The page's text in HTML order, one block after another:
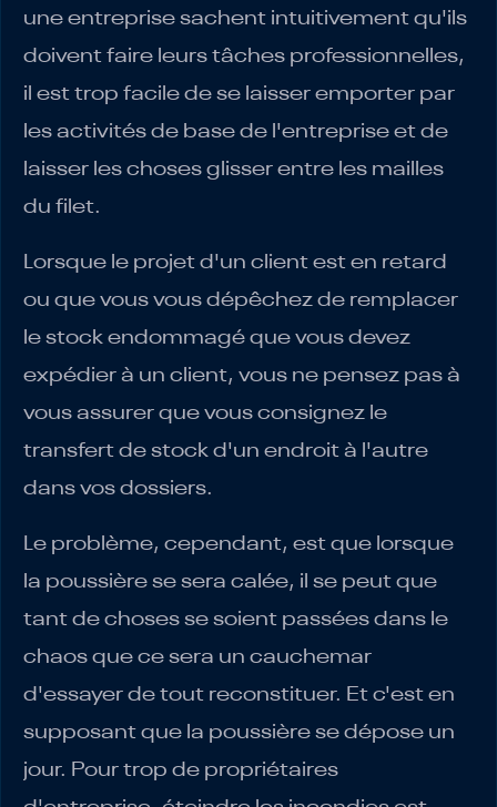
une entreprise sachent intuitivement qu'ils
doivent faire leurs tâches professionnelles,
il est trop facile de se laisser emporter par
les activités de base de l'entreprise et de
laisser les choses glisser entre les mailles
du filet.
Lorsque le projet d'un client est en retard
ou que vous vous dépêchez de remplacer
le stock endommagé que vous devez
expédier à un client, vous ne pensez pas à
vous assurer que vous consignez le
transfert de stock d'un endroit à l'autre
dans vos dossiers.
Le problème, cependant, est que lorsque
la poussière se sera calée, il se peut que
tant de choses se soient passées dans le
chaos que ce sera un cauchemar
d'essayer de tout reconstituer. Et c'est en
supposant que la poussière se dépose un
jour. Pour trop de propriétaires